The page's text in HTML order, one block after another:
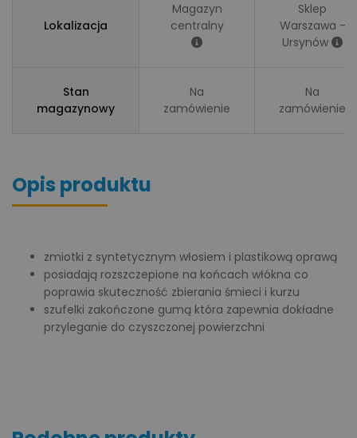
Lokalizacja
Magazyn
centralny
Sklep
Warszawa -
Ursynów
Stan
magazynowy
Na
zamówienie
Na
zamówienie
Opis produktu
zmiotki z syntetycznym włosiem i plastikową oprawą
posiadają rozszczepione na końcach włókna co
poprawia skuteczność zbierania śmieci i kurzu
szufelki zakończone gumą która zapewnia dokładne
przyleganie do czyszczonej powierzchni